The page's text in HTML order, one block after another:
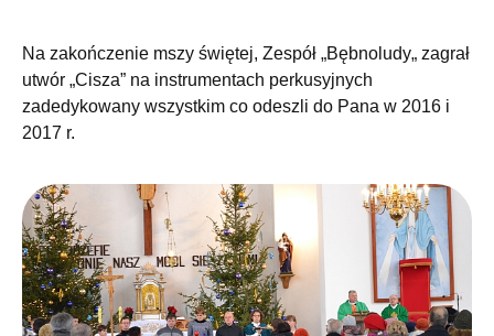
Na zakończenie mszy świętej, Zespół „Bębnoludy„ zagrał
utwór „Cisza” na instrumentach perkusyjnych
zadedykowany wszystkim co odeszli do Pana w 2016 i
2017 r.